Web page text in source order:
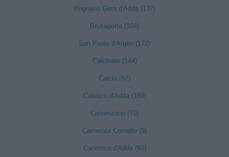
Brignano Gera d'Adda (137)
Brusaporto (104)
San Paolo d'Argon (172)
Calcinate (144)
Calcio (87)
Calusco d'Adda (189)
Calvenzano (70)
Camerata Cornello (9)
Canonica d'Adda (93)